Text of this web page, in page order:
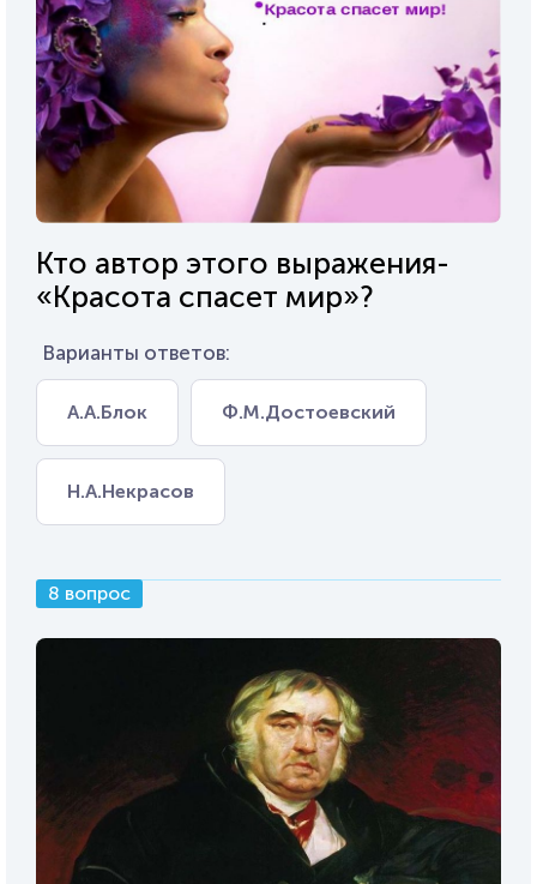
Кто автор этого выражения-
«Красота спасет мир»?
Варианты ответов:
А.А.Блок Ф.М.Достоевский
Н.А.Некрасов
8 вопрос